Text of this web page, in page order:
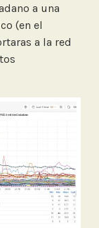
a una
(en el
a la red